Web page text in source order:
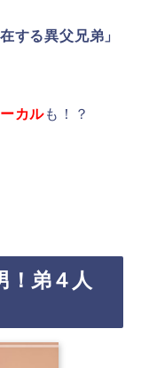
する異父兄弟」
カルも！？
！弟４人